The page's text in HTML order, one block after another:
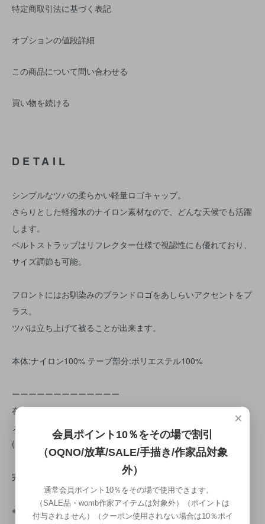
特定商取引法に基づく表記
オプションの値段詳細
この商品について問い合わせる
買い物を続ける
DETAIL
シンプルなツバの柔らかい軽量ロゴキャップ。
さらりとした軽撥水のナイロン素材なので、どんな天候でも活躍
します。
ベルトストラップはリフレクター仕様で視認性にも優れており、
サイズ調節も可能。
フロントにはお馴染みのブランドロゴをあしらいアクセントをプ
ラス。
ツバは立ち上げて被ることが出来ます。
本体:ナイロン100% テープ部分:ポリエステル100%
ーーーーーーーーーーーーー
在庫のない場合でも、
メーカーに在庫があった場合は取り寄せが可能です。
(※キャンセルはできません。)
完売商品を購入希望の方はカートボタン下の
「この商品について問い合わせる」ボタンから、
※サイズ・色を明記の上※お問い合わせください。
×
会員ポイント10％をその場で割引
（OQNO/放草/SALE/手描き/作家品対象
外）
通常会員ポイント10％をその場で使用できます。
（SALE品・womb作家アイテムは対象外）（ポイントは
付与されません）（クーポン使用されない場合は10％ポイ